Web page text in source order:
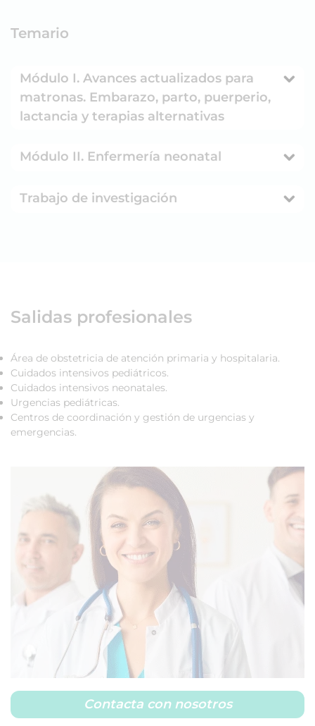
Temario
Módulo I. Avances actualizados para
matronas. Embarazo, parto, puerperio,
lactancia y terapias alternativas
Módulo II. Enfermería neonatal
Trabajo de investigación
Salidas profesionales
Área de obstetricia de atención primaria y hospitalaria.
Cuidados intensivos pediátricos.
Cuidados intensivos neonatales.
Urgencias pediátricas.
Centros de coordinación y gestión de urgencias y
emergencias.
Contacta con nosotros